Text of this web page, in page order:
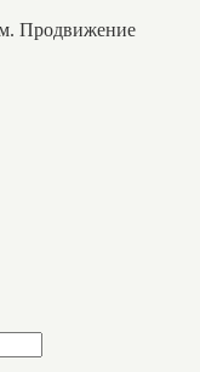
Продвижение